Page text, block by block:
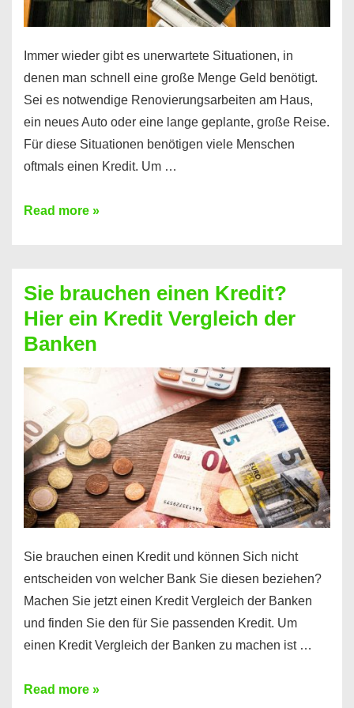
Immer wieder gibt es unerwartete Situationen, in
denen man schnell eine große Menge Geld benötigt.
Sei es notwendige Renovierungsarbeiten am Haus,
ein neues Auto oder eine lange geplante, große Reise.
Für diese Situationen benötigen viele Menschen
oftmals einen Kredit. Um …
Brauchen
Summe
Geld?
Hier
einen
10000
Euro
Kredit
finden
Read more »
Sie brauchen einen Kredit?
Hier ein Kredit Vergleich der
Banken
Sie brauchen einen Kredit und können Sich nicht
entscheiden von welcher Bank Sie diesen beziehen?
Machen Sie jetzt einen Kredit Vergleich der Banken
und finden Sie den für Sie passenden Kredit. Um
einen Kredit Vergleich der Banken zu machen ist …
Sie
Read more »